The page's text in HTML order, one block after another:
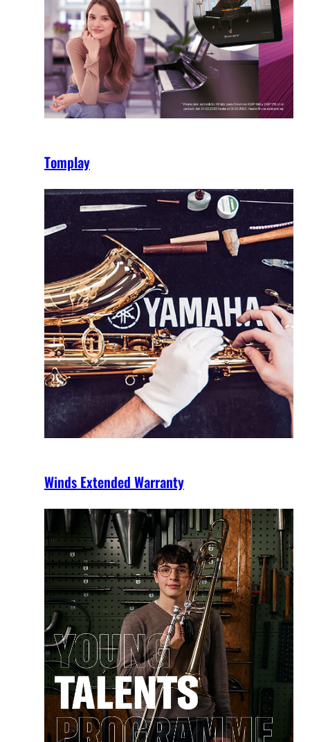
Tomplay
Winds Extended Warranty